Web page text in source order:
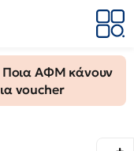
Ποια ΑΦΜ κάνουν
voucher